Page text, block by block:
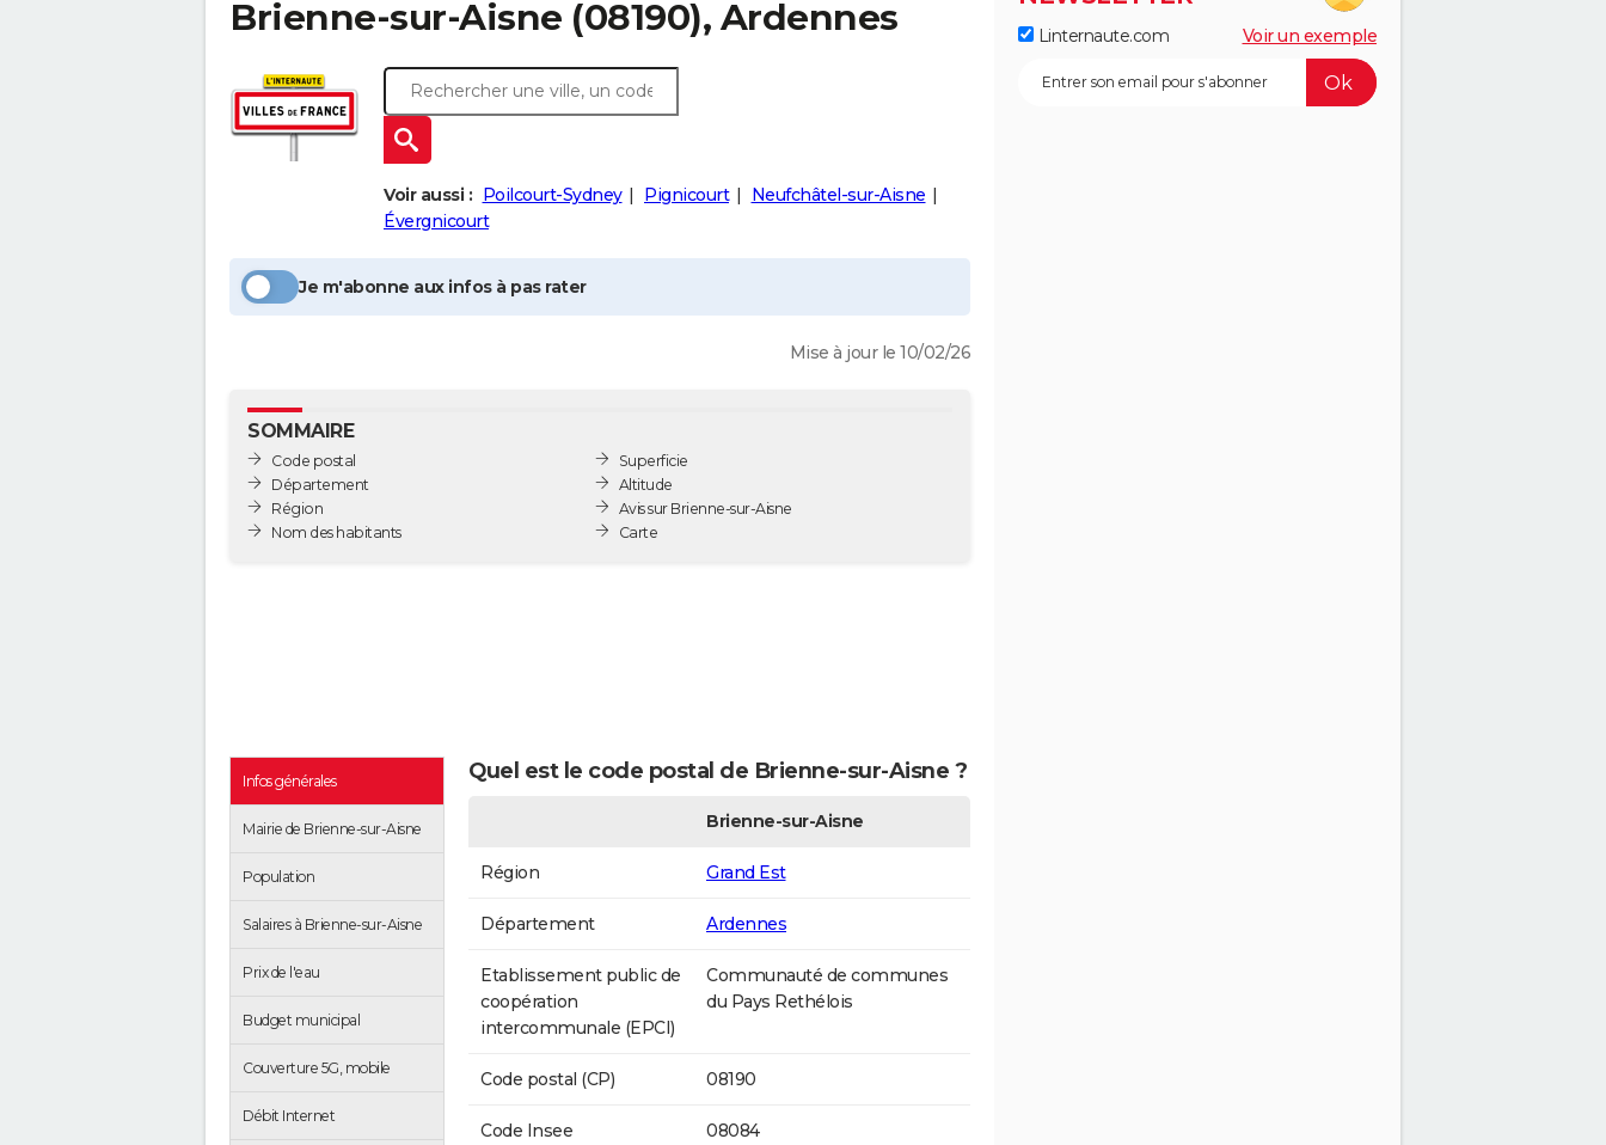
Brienne-sur-Aisne (08190), Ardennes
Voir aussi : Poilcourt-Sydney Pignicourt
Neufchâtel-sur-Aisne
Évergnicourt
Je m'abonne aux infos à pas rater
Mise à jour le 10/02/26
SOMMAIRE
Code postal
Département
Région
Nom des habitants
Superficie
Altitude
Avis sur Brienne-sur-Aisne
Carte
Infos générales
Mairie de Brienne-sur-Aisne
Population
Salaires à Brienne-sur-Aisne
Prix de l'eau
Budget municipal
Couverture 5G, mobile
Débit Internet
Quel est le code postal de Brienne-sur-Aisne ?
Brienne-sur-Aisne
Région Grand Est
Département Ardennes
Etablissement public de
coopération
intercommunale (EPCI)
Communauté de communes
du Pays Rethélois
Code postal (CP) 08190
Code Insee 08084
Linternaute.com Voir un exemple